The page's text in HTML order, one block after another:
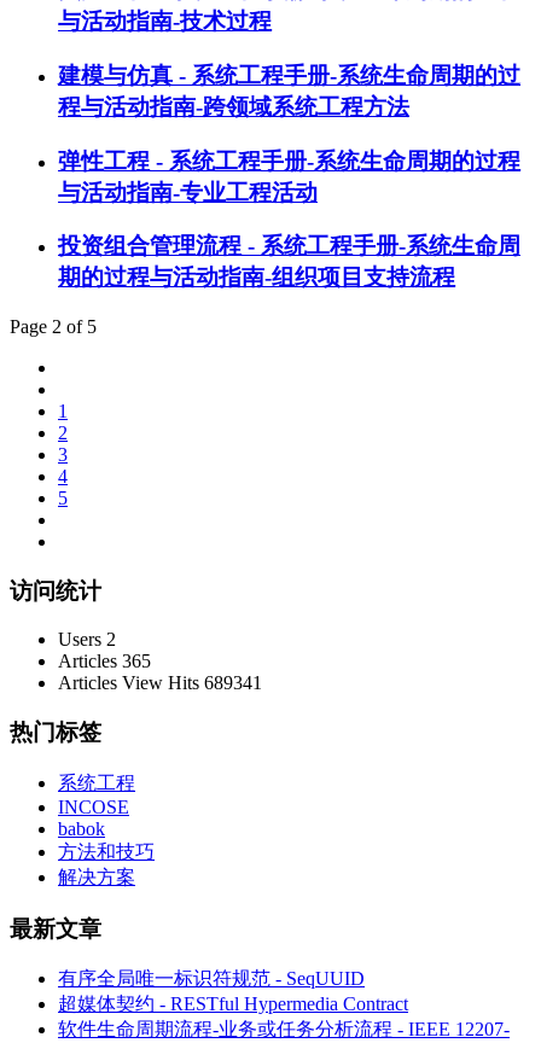
与活动指南-技术过程
建模与仿真 - 系统工程手册-系统生命周期的过
程与活动指南-跨领域系统工程方法
弹性工程 - 系统工程手册-系统生命周期的过程
与活动指南-专业工程活动
投资组合管理流程 - 系统工程手册-系统生命周
期的过程与活动指南-组织项目支持流程
Page 2 of 5
1
2
3
4
5
访问统计
Users 2
Articles 365
Articles View Hits 689341
热门标签
系统工程
INCOSE
babok
方法和技巧
解决方案
最新文章
有序全局唯一标识符规范 - SeqUUID
超媒体契约 - RESTful Hypermedia Contract
软件生命周期流程-业务或任务分析流程 - IEEE 12207-